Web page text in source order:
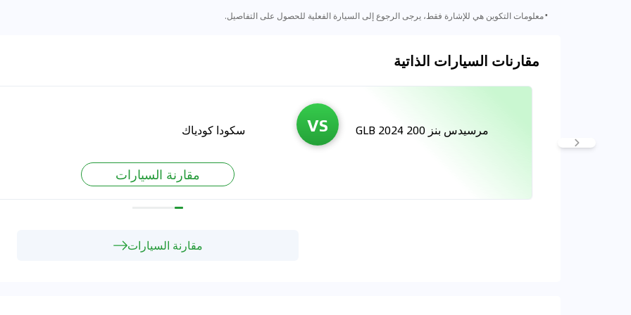
⋅معلومات التكوين هي للإشارة فقط، يرجى الرجوع إلى السيارة الفعلية للحصول على التفاصيل.
مقارنات السيارات الذاتية
مرسيدس بنز GLB 2024 200 VS سكودا كودياك
مقارنة السيارات
مقارنة السيارات